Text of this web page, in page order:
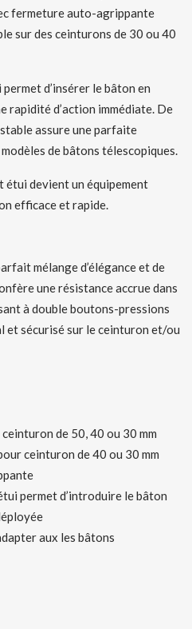
fermeture auto-agrippante
sur des ceinturons de 30 ou 40
permet d’insérer le bâton en
d’action immédiate. De
assure une parfaite
de bâtons télescopiques.
devient un équipement
efficace et rapide.
mélange d’élégance et de
une résistance accrue dans
à double boutons-pressions
et sécurisé sur le ceinturon et/ou
de 50, 40 ou 30 mm
ceinturon de 40 ou 30 mm
permet d’introduire le bâton
aux les bâtons